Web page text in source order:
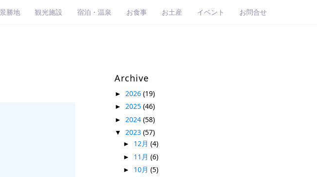
景勝地 観光施設 宿泊・温泉 お食事 お土産 イベント お問合せ
Archive
► 2026 (19)
► 2025 (46)
► 2024 (58)
▼ 2023 (57)
► 12月 (4)
► 11月 (6)
► 10月 (5)